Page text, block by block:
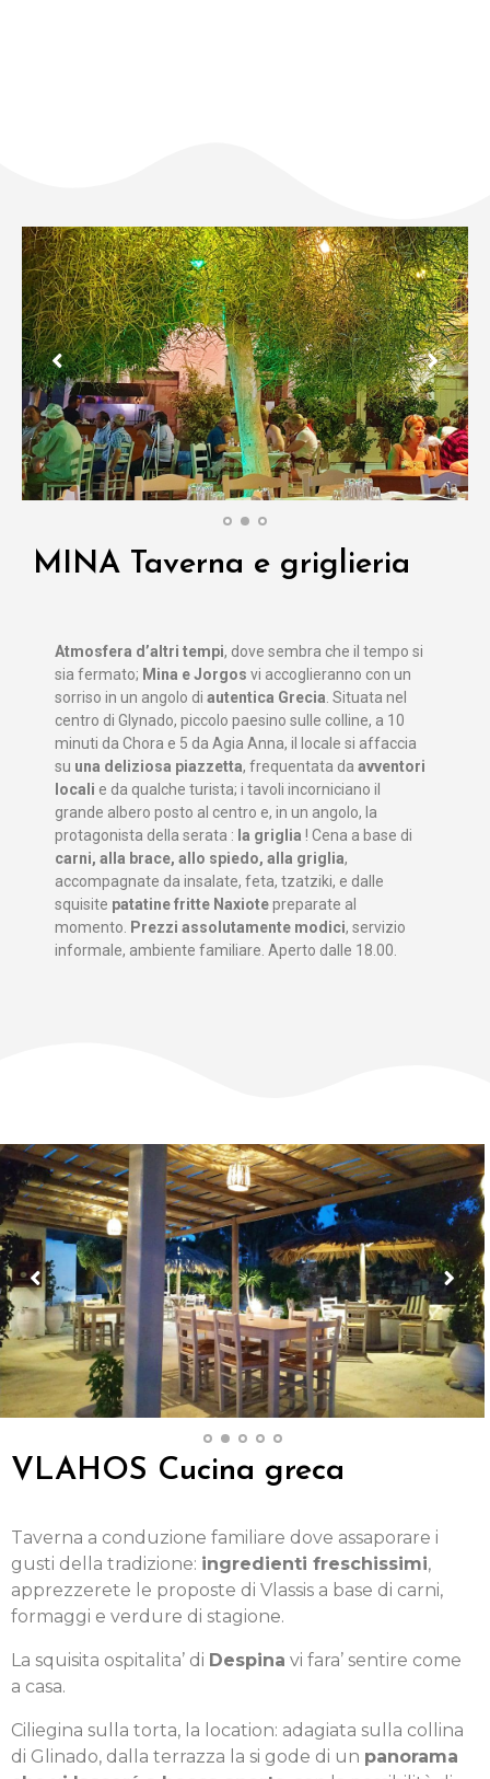
MINA Taverna e griglieria
Atmosfera d’altri tempi, dove sembra che il tempo si
sia fermato; Mina e Jorgos vi accoglieranno con un
sorriso in un angolo di autentica Grecia . Situata nel
centro di Glynado, piccolo paesino sulle colline, a 10
minuti da Chora e 5 da Agia Anna, il locale si affaccia
su una deliziosa piazzetta, frequentata da avventori
locali e da qualche turista; i tavoli incorniciano il
grande albero posto al centro e, in un angolo, la
protagonista della serata : la griglia ! Cena a base di
carni, alla brace, allo spiedo, alla griglia,
accompagnate da insalate, feta, tzatziki, e dalle
squisite patatine fritte Naxiotepreparate al
momento.
Prezzi assolutamente modici, servizio
informale, ambiente familiare. Aperto dalle 18.00.
VLAHOS Cucina greca
Taverna a conduzione familiare dove assaporare i
gusti della tradizione: ingredienti freschissimi,
apprezzerete le proposte di Vlassis a base di carni,
formaggi e verdure di stagione.
La squisita ospitalita’ di Despina vi fara’ sentire come
a casa.
Ciliegina sulla torta, la location: adagiata sulla collina
di Glinado, dalla terrazza la si gode di un panorama